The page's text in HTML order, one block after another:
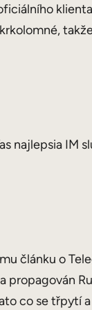
najlepsia IM
článku o
propagován
co se třpytí